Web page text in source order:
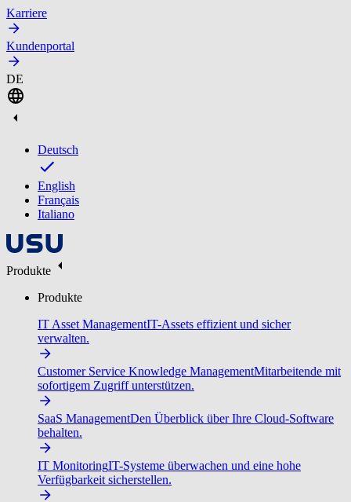
Karriere
Kundenportal
DE
Deutsch
English
Français
Italiano
Produkte
Produkte
IT Asset ManagementIT-Assets effizient und sicher
verwalten.
Customer Service Knowledge ManagementMitarbeitende mit
sofortigem Zugriff unterstützen.
SaaS ManagementDen Überblick über Ihre Cloud-Software
behalten.
IT MonitoringIT-Systeme überwachen und eine hohe
Verfügbarkeit sicherstellen.